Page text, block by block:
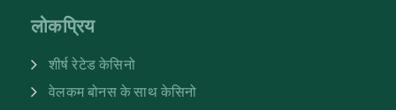
लोकप्रिय
शीर्ष रेटेड केसिनो
वेलकम बोनस के साथ केसिनो